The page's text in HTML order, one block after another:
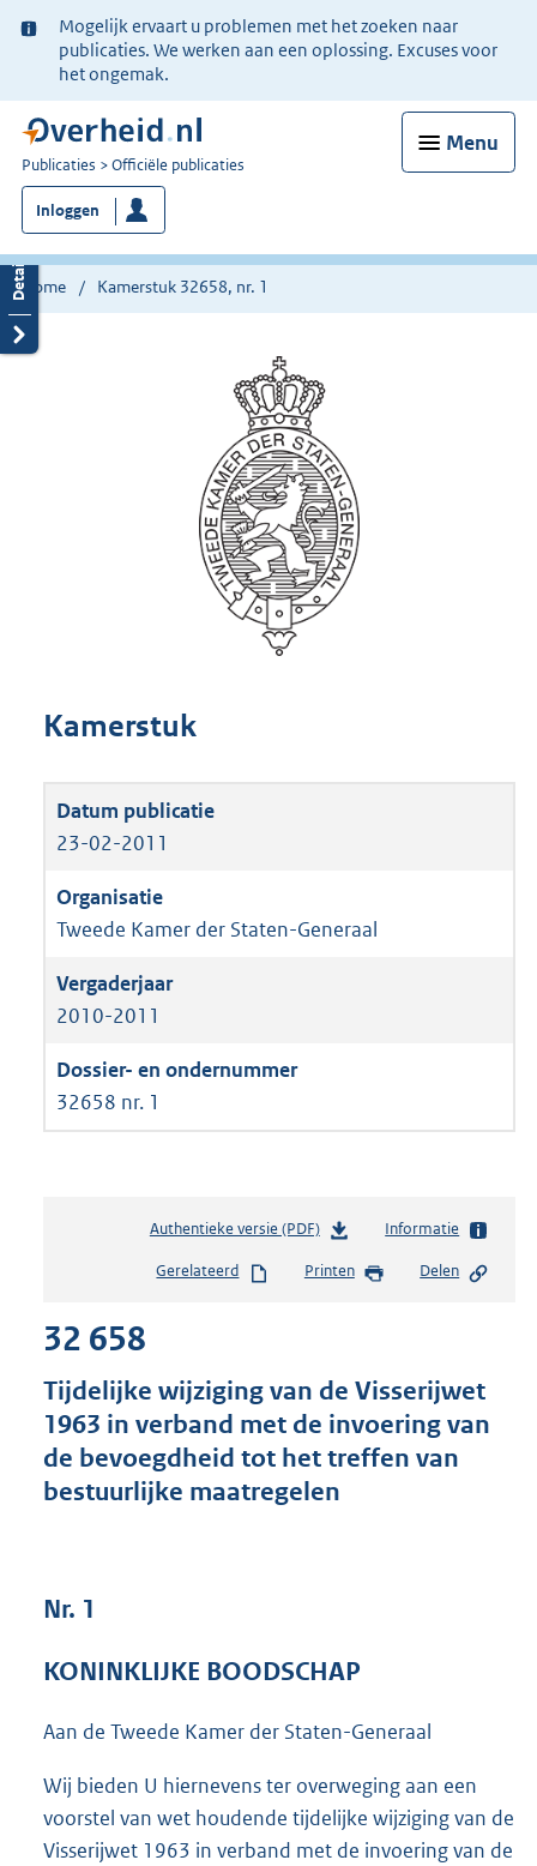
Ter
informatie:
Mogelijk ervaart u problemen met het zoeken naar
publicaties. We werken aan een oplossing. Excuses voor
het ongemak.
Menu
U
bent
nu
hier:
Publicaties Officiële publicaties
Inloggen
Home Kamerstuk 32658, nr. 1
Kamerstuk
23-02-2011
Tweede Kamer der Staten-Generaal
2010-2011
32658 nr. 1
Authentieke versie (PDF)b
s
s
g
r
o
K
Informatie
Gerelateerd Printen Delen
32 658
Tijdelijke wijziging van de Visserijwet
1963 in verband met de invoering van
de bevoegdheid tot het treffen van
bestuurlijke maatregelen
Nr. 1
KONINKLIJKE BOODSCHAP
Aan de Tweede Kamer der Staten-Generaal
Wij bieden U hiernevens ter overweging aan een
voorstel van wet houdende tijdelijke wijziging van de
Visserijwet 1963 in verband met de invoering van de